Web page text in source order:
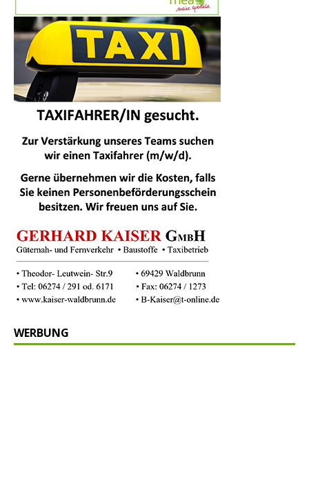
WERBUNG